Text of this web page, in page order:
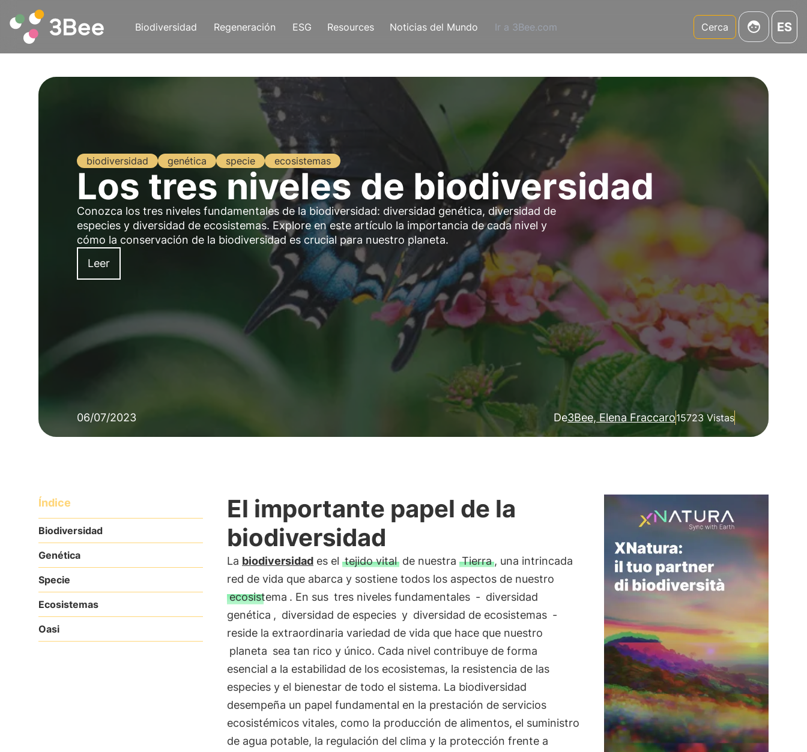
Biodiversidad Regeneración ESG Resources Noticias del Mundo Ir a 3Bee.com Cerca ES
biodiversidad genética specie ecosistemas
Los tres niveles de biodiversidad
Conozca los tres niveles fundamentales de la biodiversidad: diversidad genética, diversidad de
especies y diversidad de ecosistemas. Explore en este artículo la importancia de cada nivel y
cómo la conservación de la biodiversidad es crucial para nuestro planeta.
Leer
06/07/2023 De3Bee, Elena Fraccaro15723 Vistas
Índice
Biodiversidad
Genética
Specie
Ecosistemas
Oasi
El importante papel de la
biodiversidad
La biodiversidades el tejido vitalde nuestra Tierra, una intrincada
red de vida que abarca y sostiene todos los aspectos de nuestro
ecosistema . En sus tres niveles fundamentales - diversidad
genética , diversidad de especies y diversidad de ecosistemas -
reside la extraordinaria variedad de vida que hace que nuestro
planeta sea tan rico y único. Cada nivel contribuye de forma
esencial a la estabilidad de los ecosistemas, la resistencia de las
especies y el bienestar de todo el sistema. La biodiversidad
desempeña un papel fundamental en la prestación de servicios
ecosistémicos vitales, como la producción de alimentos, el suministro
de agua potable, la regulación del clima y la protección frente a